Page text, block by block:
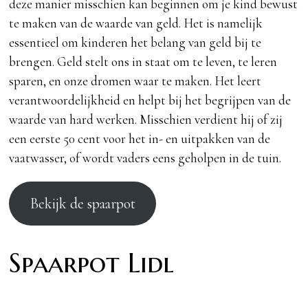
deze manier misschien kan beginnen om je kind bewust
te maken van de waarde van geld. Het is namelijk
essentieel om kinderen het belang van geld bij te
brengen. Geld stelt ons in staat om te leven, te leren
sparen, en onze dromen waar te maken. Het leert
verantwoordelijkheid en helpt bij het begrijpen van de
waarde van hard werken. Misschien verdient hij of zij
een eerste 50 cent voor het in- en uitpakken van de
vaatwasser, of wordt vaders eens geholpen in de tuin.
Bekijk de spaarpot
Spaarpot Lidl